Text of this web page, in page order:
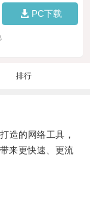
PC下载
排行
的网络工具，
来更快速、更流